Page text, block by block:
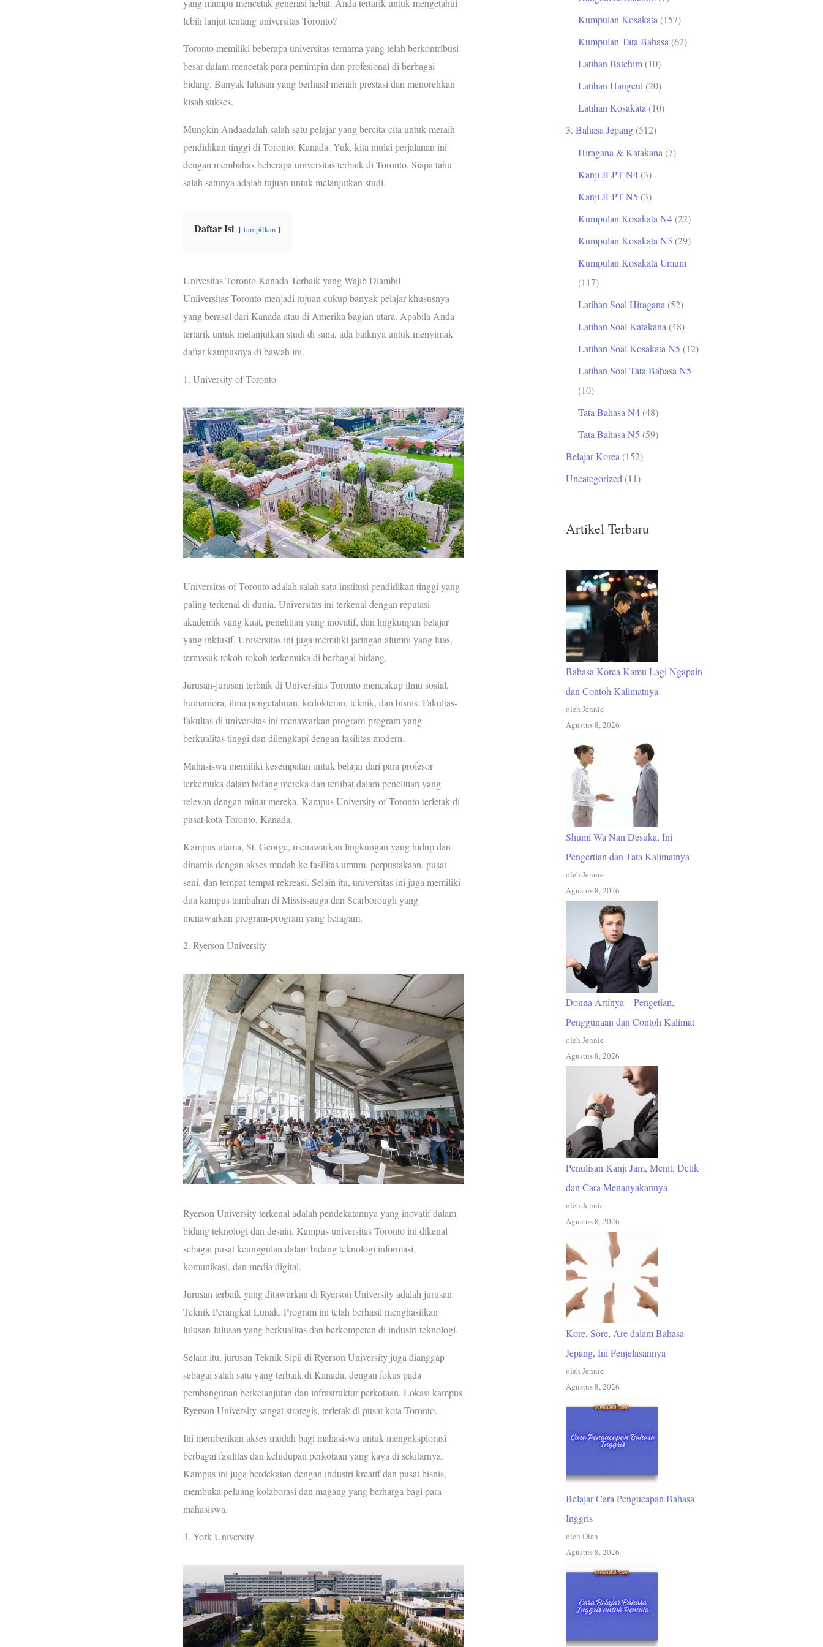
o
o
e
r
A
p
r
e
t
r
a
yang mampu mencetak generasi hebat. Anda tertarik untuk mengetahui
lebih lanjut tentang universitas Toronto?
Toronto memiliki beberapa universitas ternama yang telah berkontribusi
besar dalam mencetak para pemimpin dan profesional di berbagai
bidang. Banyak lulusan yang berhasil meraih prestasi dan menorehkan
kisah sukses.
Mungkin Andaadalah salah satu pelajar yang bercita-cita untuk meraih
pendidikan tinggi di Toronto, Kanada. Yuk, kita mulai perjalanan ini
dengan membahas beberapa universitas terbaik di Toronto. Siapa tahu
salah satunya adalah tujuan untuk melanjutkan studi.
Daftar Isi tampilkan
Univesitas Toronto Kanada Terbaik yang Wajib Diambil
Uniiversitas Toronto menjadi tujuan cukup banyak pelajar khususnya
yang berasal dari Kanada atau di Amerika bagian utara. Apabila Anda
tertarik untuk melanjutkan studi di sana, ada baiknya untuk menyimak
daftar kampusnya di bawah ini.
1. University of Toronto
Universitas of Toronto adalah salah satu institusi pendidikan tinggi yang
paling terkenal di dunia. Universitas ini terkenal dengan reputasi
akademik yang kuat, penelitian yang inovatif, dan lingkungan belajar
yang inklusif. Universitas ini juga memiliki jaringan alumni yang luas,
termasuk tokoh-tokoh terkemuka di berbagai bidang.
Jurusan-jurusan terbaik di Universitas Toronto mencakup ilmu sosial,
humaniora, ilmu pengetahuan, kedokteran, teknik, dan bisnis. Fakultas-
fakultas di universitas ini menawarkan program-program yang
berkualitas tinggi dan dilengkapi dengan fasilitas modern.
Mahasiswa memiliki kesempatan untuk belajar dari para profesor
terkemuka dalam bidang mereka dan terlibat dalam penelitian yang
relevan dengan minat mereka. Kampus University of Toronto terletak di
pusat kota Toronto, Kanada.
Kampus utama, St. George, menawarkan lingkungan yang hidup dan
dinamis dengan akses mudah ke fasilitas umum, perpustakaan, pusat
seni, dan tempat-tempat rekreasi. Selain itu, universitas ini juga memiliki
dua kampus tambahan di Mississauga dan Scarborough yang
menawarkan program-program yang beragam.
2. Ryerson University
Ryerson University terkenal adalah pendekatannya yang inovatif dalam
bidang teknologi dan desain. Kampus universitas Toronto ini dikenal
sebagai pusat keunggulan dalam bidang teknologi informasi,
komunikasi, dan media digital.
Jurusan terbaik yang ditawarkan di Ryerson University adalah jurusan
Teknik Perangkat Lunak. Program ini telah berhasil menghasilkan
lulusan-lulusan yang berkualitas dan berkompeten di industri teknologi.
Selain itu, jurusan Teknik Sipil di Ryerson University juga dianggap
sebagai salah satu yang terbaik di Kanada, dengan fokus pada
pembangunan berkelanjutan dan infrastruktur perkotaan. Lokasi kampus
Ryerson University sangat strategis, terletak di pusat kota Toronto.
Ini memberikan akses mudah bagi mahasiswa untuk mengeksplorasi
berbagai fasilitas dan kehidupan perkotaan yang kaya di sekitarnya.
Kampus ini juga berdekatan dengan industri kreatif dan pusat bisnis,
membuka peluang kolaborasi dan magang yang berharga bagi para
mahasiswa.
3. York University
Kumpulan Kosakata (157)
Kumpulan Tata Bahasa (62)
Latihan Batchim (10)
Latihan Hangeul (20)
Latihan Kosakata (10)
3. Bahasa Jepang (512)
Hiragana & Katakana (7)
Kanji JLPT N4 (3)
Kanji JLPT N5 (3)
Kumpulan Kosakata N4 (22)
Kumpulan Kosakata N5 (29)
Kumpulan Kosakata Umum
(117)
Latihan Soal Hiragana (52)
Latihan Soal Katakana (48)
Latihan Soal Kosakata N5 (12)
Latihan Soal Tata Bahasa N5
(10)
Tata Bahasa N4 (48)
Tata Bahasa N5 (59)
Belajar Korea (152)
Uncategorized (11)
Artikel Terbaru
Bahasa Korea Kamu Lagi Ngapain
dan Contoh Kalimatnya
oleh Jennie
Agustus 8, 2026
Shumi Wa Nan Desuka, Ini
Pengertian dan Tata Kalimatnya
oleh Jennie
Agustus 8, 2026
Donna Artinya – Pengetian,
Penggunaan dan Contoh Kalimat
oleh Jennie
Agustus 8, 2026
Penulisan Kanji Jam, Menit, Detik
dan Cara Menanyakannya
oleh Jennie
Agustus 8, 2026
Kore, Sore, Are dalam Bahasa
Jepang, Ini Penjelasannya
oleh Jennie
Agustus 8, 2026
Belajar Cara Pengucapan Bahasa
Inggris
oleh Dian
Agustus 8, 2026